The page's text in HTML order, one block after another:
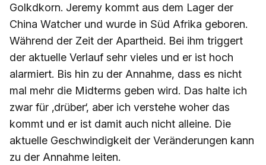
Golkdkorn. Jeremy kommt aus dem Lager der
China Watcher und wurde in Süd Afrika geboren.
Während der Zeit der Apartheid. Bei ihm triggert
der aktuelle Verlauf sehr vieles und er ist hoch
alarmiert. Bis hin zu der Annahme, dass es nicht
mal mehr die Midterms geben wird. Das halte ich
zwar für ‚drüber‘, aber ich verstehe woher das
kommt und er ist damit auch nicht alleine. Die
aktuelle Geschwindigkeit der Veränderungen kann
zu der Annahme leiten.